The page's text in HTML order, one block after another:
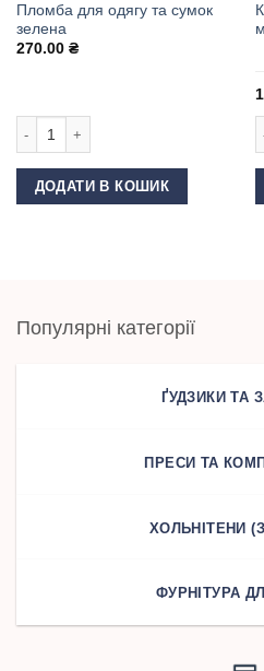
Пломба для одягу та сумок
зелена
270.00 ₴
ДОДАТИ В КОШИК
Популярні категорії
ҐУДЗИКИ ТА
ПРЕСИ ТА
ХОЛЬНІТЕНИ
ФУРНІТУРА